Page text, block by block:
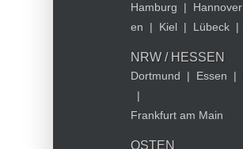
Hamburg | Hannover
en
| Kiel | Lübeck |
NRW / HESSEN
Dortmund | Essen |
|
Frankfurt am Main
OSTEN